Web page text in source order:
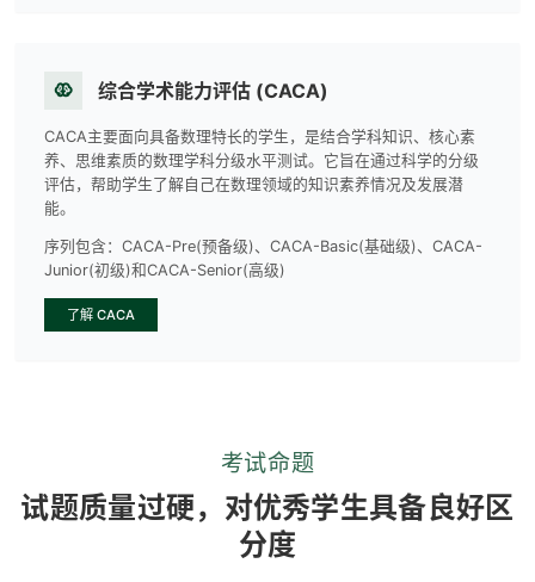
综合学术能力评估 (CACA)
CACA主要面向具备数理特长的学生，是结合学科知识、核心素
养、思维素质的数理学科分级水平测试。它旨在通过科学的分级
评估，帮助学生了解自己在数理领域的知识素养情况及发展潜
能。
序列包含： CACA-Pre(预备级)、CACA-Basic(基础级)、CACA-
Junior(初级)和CACA-Senior(高级)
了解 CACA
考试命题
试题质量过硬，对优秀学生具备良好区
分度